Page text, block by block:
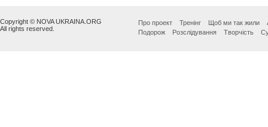
Copyright © NOVA UKRAINA.ORG
All rights reserved.
Про проект Тренінг Щоб ми так жили
Подорож
Розслідування Творчість